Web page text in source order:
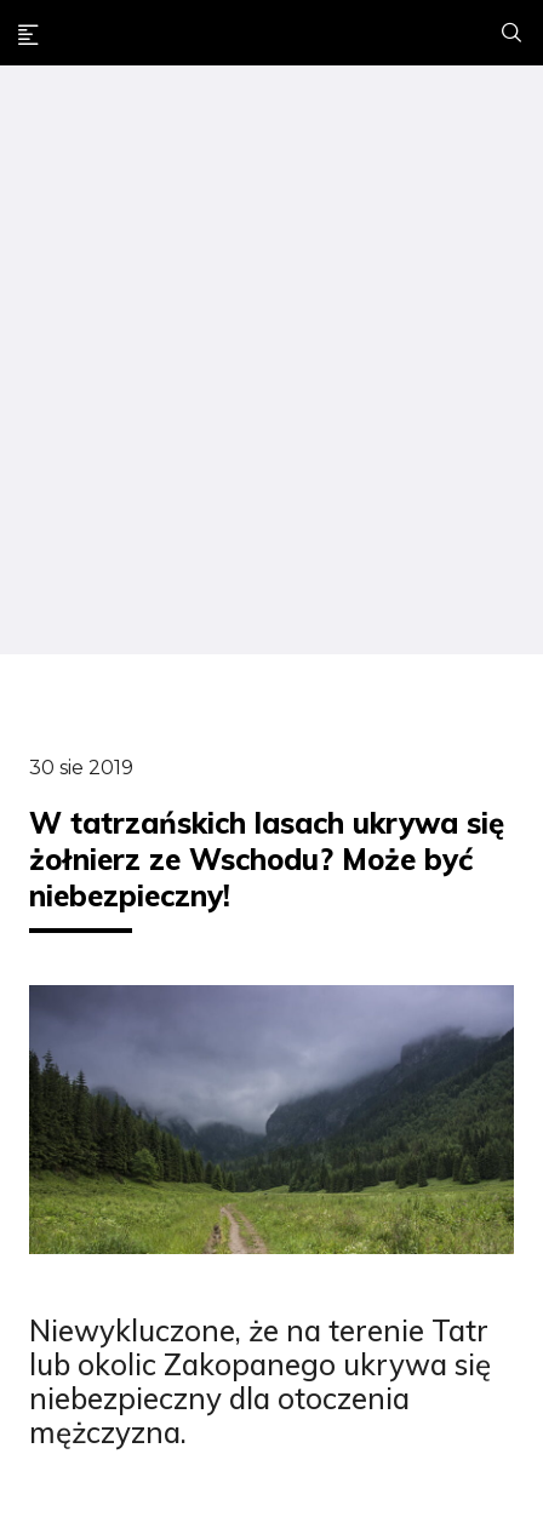
30 sie 2019
W tatrzańskich lasach ukrywa się
żołnierz ze Wschodu? Może być
niebezpieczny!
Niewykluczone, że na terenie Tatr
lub okolic Zakopanego ukrywa się
niebezpieczny dla otoczenia
mężczyzna.